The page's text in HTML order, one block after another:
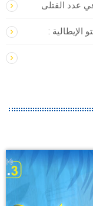
عدد القتلى
الإيطالية :